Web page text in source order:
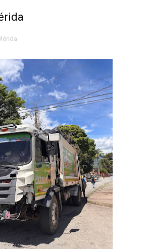
fortalecen la integración
Zea" brilló en el Primer Festival de
su graduación en el
y atención a casas de abrigo
Ramos de Lora avanzan hacia el
Comunitario Venezuela
Venezuela Renace 2026 arrancó con
2026 lleva sonrisas y prevención a